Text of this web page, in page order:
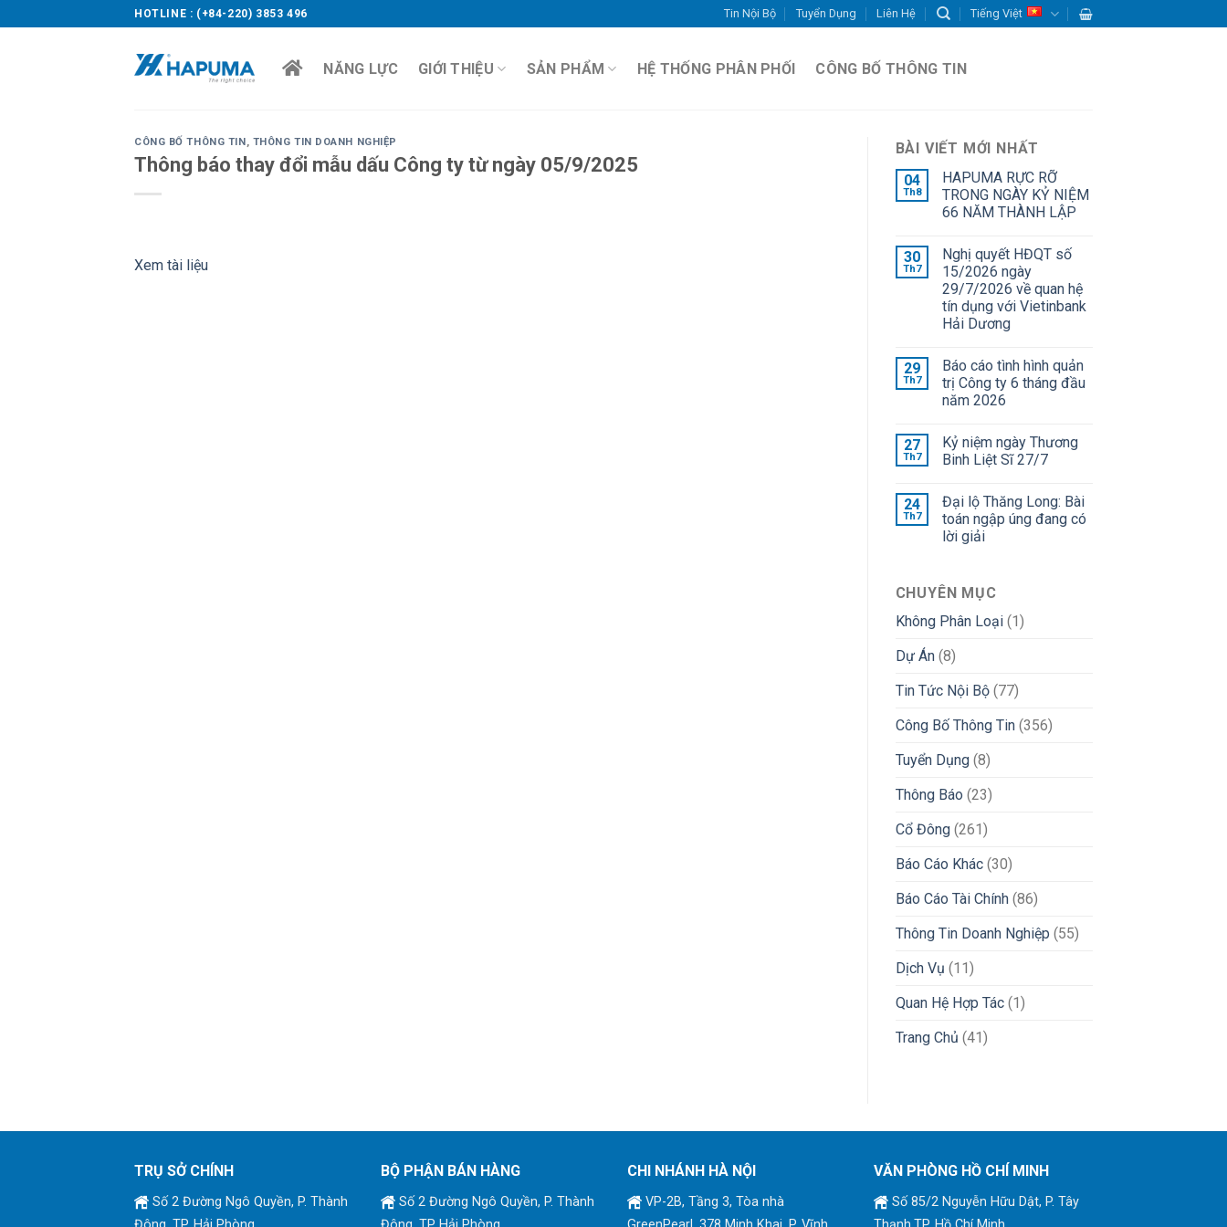
to
HOTLINE : (+84-220) 3853 496 Tin Nội Bộ Tuyển Dụng Liên Hệ Tiếng Việt
NĂNG LỰC GIỚI THIỆU SẢN PHẨM HỆ THỐNG PHÂN PHỐI CÔNG BỐ THÔNG TIN
CÔNG BỐ THÔNG TIN, THÔNG TIN DOANH NGHIỆP
Thông báo thay đổi mẫu dấu Công ty từ ngày 05/9/2025
Xem tài liệu
BÀI VIẾT MỚI NHẤT
04
Th8
HAPUMA RỰC RỠ
TRONG NGÀY KỶ NIỆM
66 NĂM THÀNH LẬP
30
Th7
Nghị quyết HĐQT số
15/2026 ngày
29/7/2026 về quan hệ
tín dụng với Vietinbank
Hải Dương
29
Th7
Báo cáo tình hình quản
trị Công ty 6 tháng đầu
năm 2026
27
Th7
Kỷ niệm ngày Thương
Binh Liệt Sĩ 27/7
24
Th7
Đại lộ Thăng Long: Bài
toán ngập úng đang có
lời giải
CHUYÊN MỤC
Không Phân Loại(1)
Dự Án(8)
Tin Tức Nội Bộ(77)
Công Bố Thông Tin(356)
Tuyển Dụng(8)
Thông Báo (23)
Cổ Đông(261)
Báo Cáo Khác(30)
Báo Cáo Tài Chính(86)
Thông Tin Doanh Nghiệp (55)
Dịch Vụ (11)
Quan Hệ Hợp Tác(1)
Trang Chủ (41)
TRỤ SỞ CHÍNH
Số 2 Đường Ngô Quyền, P. Thành
BỘ PHẬN BÁN HÀNG
Số 2 Đường Ngô Quyền, P. Thành
CHI NHÁNH HÀ NỘI
VP-2B, Tầng 3, Tòa nhà
VĂN PHÒNG HỒ CHÍ MINH
Số 85/2 Nguyễn Hữu Dật, P. Tây